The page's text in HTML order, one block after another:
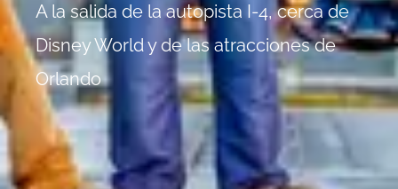
A la salida de la autopista I-4, cerca de
Disney World y de las atracciones de
Orlando